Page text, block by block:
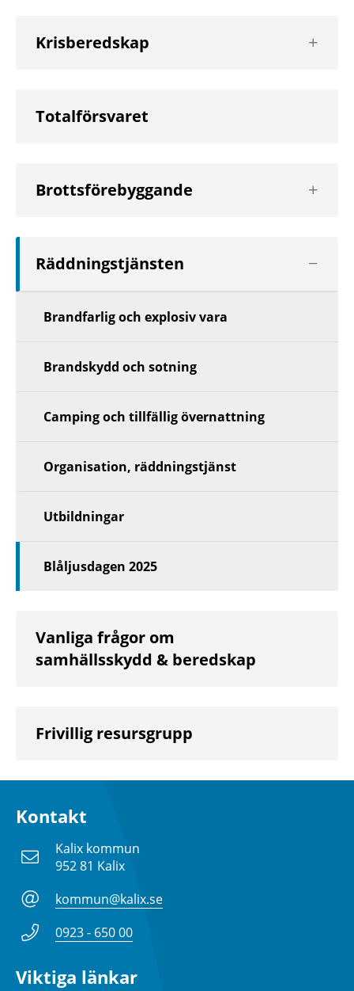
Krisberedskap
nästa
Totalförsvaret
Brottsförebyggande
nästa
Räddningstjänsten
Brandfarlig och explosiv vara
Brandskydd och sotning
Camping och tillfällig övernattning
Organisation, räddningstjänst
Utbildningar
Blåljusdagen 2025
Vanliga frågor om
samhällsskydd & beredskap
Frivillig resursgrupp
Kontakt
Kalix kommun
952 81 Kalix
kommun@kalix.se
0923 - 650 00
Viktiga länkar